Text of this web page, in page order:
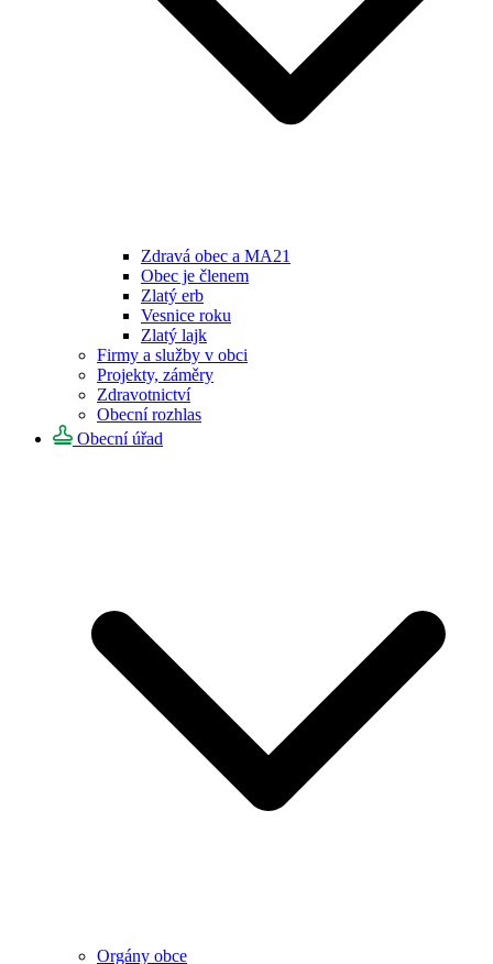
Zdravá obec a MA21
Obec je členem
Zlatý erb
Vesnice roku
Zlatý lajk
Firmy a služby v obci
Projekty, záměry
Zdravotnictví
Obecní rozhlas
Obecní úřad
Orgány obce